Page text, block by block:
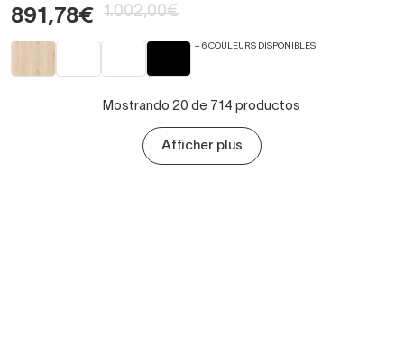
891,78€ 1.002,00€
+ 6 COULEURS DISPONIBLES
Mostrando 20 de 714 productos
Afficher plus